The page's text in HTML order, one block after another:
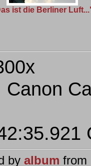
ist die Berliner
Canon
by album from